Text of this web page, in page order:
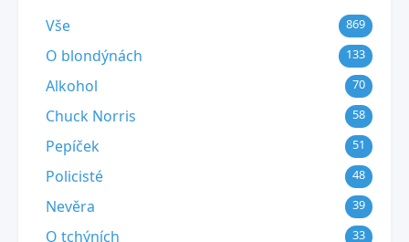
Vše 869
O blondýnách 133
Alkohol 70
Chuck Norris 58
Pepíček 51
Policisté 48
Nevěra 39
O tchýních 33